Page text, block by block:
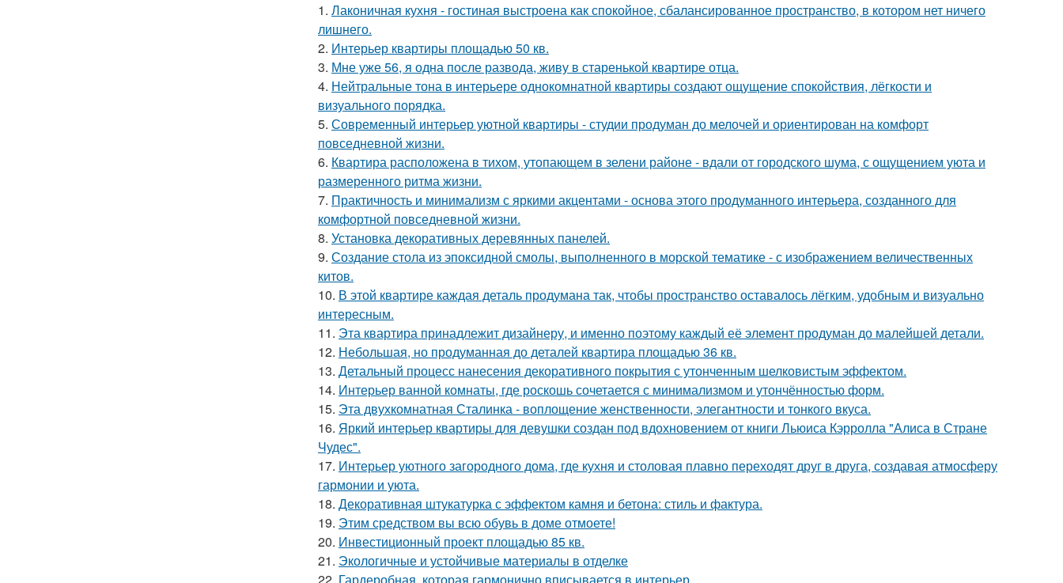
1. Лаконичная кухня - гостиная выстроена как спокойное, сбалансированное пространство, в котором нет ничего
лишнего.
2. Интерьер квартиры площадью 50 кв.
3. Мне уже 56, я одна после развода, живу в старенькой квартире отца.
4. Нейтральные тона в интерьере однокомнатной квартиры создают ощущение спокойствия, лёгкости и
визуального порядка.
5. Современный интерьер уютной квартиры - студии продуман до мелочей и ориентирован на комфорт
повседневной жизни.
6. Квартира расположена в тихом, утопающем в зелени районе - вдали от городского шума, с ощущением уюта и
размеренного ритма жизни.
7. Практичность и минимализм с яркими акцентами - основа этого продуманного интерьера, созданного для
комфортной повседневной жизни.
8. Установка декоративных деревянных панелей.
9. Создание стола из эпоксидной смолы, выполненного в морской тематике - с изображением величественных
китов.
10. В этой квартире каждая деталь продумана так, чтобы пространство оставалось лёгким, удобным и визуально
интересным.
11. Эта квартира принадлежит дизайнеру, и именно поэтому каждый её элемент продуман до малейшей детали.
12. Небольшая, но продуманная до деталей квартира площадью 36 кв.
13. Детальный процесс нанесения декоративного покрытия с утонченным шелковистым эффектом.
14. Интерьер ванной комнаты, где роскошь сочетается с минимализмом и утончённостью форм.
15. Эта двухкомнатная Сталинка - воплощение женственности, элегантности и тонкого вкуса.
16. Яркий интерьер квартиры для девушки создан под вдохновением от книги Льюиса Кэрролла "Алиса в Стране
Чудес".
17. Интерьер уютного загородного дома, где кухня и столовая плавно переходят друг в друга, создавая атмосферу
гармонии и уюта.
18. Декоративная штукатурка с эффектом камня и бетона: стиль и фактура.
19. Этим средством вы всю обувь в доме отмоете!
20. Инвестиционный проект площадью 85 кв.
21. Экологичные и устойчивые материалы в отделке